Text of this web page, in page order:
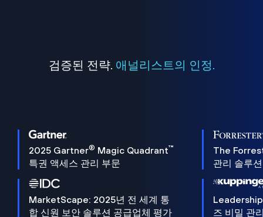
검증된 전략. 애널리스트의 인정.
2025 Gartner® Magic Quadrant™
특권 액세스 관리 부문
The
관리 솔루
MarketScape: 2025년 전 세계 통
합 신원 보안 솔루션 공급업체 평가
즈 비밀 관